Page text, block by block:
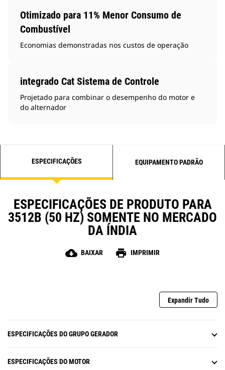
Otimizado para 11% Menor Consumo de
Combustível
Economias demonstradas nos custos de operação
integrado Cat Sistema de Controle
Projetado para combinar o desempenho do motor e
do alternador
ESPECIFICAÇÕES EQUIPAMENTO PADRÃO
ESPECIFICAÇÕES DE PRODUTO PARA
3512B (50 HZ) SOMENTE NO MERCADO
DA ÍNDIA
cloud_download BAIXAR print IMPRIMIR
Expandir Tudo
ESPECIFICAÇÕES DO GRUPO GERADOR
ESPECIFICAÇÕES DO MOTOR